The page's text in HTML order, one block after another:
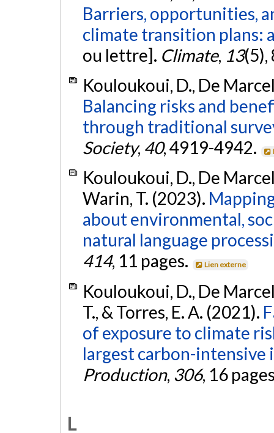
Barriers, opportunities,
climate transition plans:
ou lettre]. Climate, 13(5),
Kouloukoui, D., De
Balancing risks and
through traditional
Society, 40, 4919-4942.
Kouloukoui, D., De
Warin, T. (2023).
about environmental,
natural language
414, 11 pages. Lien externe
Kouloukoui, D., De
T., & Torres, E. A. (2021).
of exposure to climate
largest carbon-intensive
Production, 306, 16
L